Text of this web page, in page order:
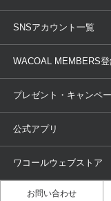
OUR WACOAL
WACOAL Remamma
Licensed Brands
ブラ無料診断
3Dボディスキャン
商品回収
ニュース＆トピックス
下着の基礎知識
ブラパン
大人の工場見学inベト
店舗体験記（マンガ）
SNSアカウント一覧
WACOAL MEMBERS
プレゼント・キャンペ
公式アプリ
ワコールウェブストア
お問い合わせ